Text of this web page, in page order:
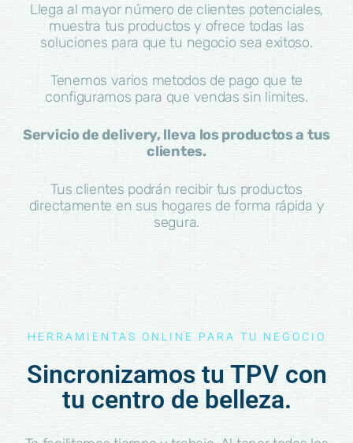
Llega al mayor número de clientes potenciales,
muestra tus productos y ofrece todas las
soluciones para que tu negocio sea exitoso.
Tenemos varios metodos de pago que te
configuramos para que vendas sin limites.
Servicio de delivery, lleva los productos a tus
clientes.
Tus clientes podrán recibir tus productos
directamente en sus hogares de forma rápida y
segura.
HERRAMIENTAS ONLINE PARA TU NEGOCIO
Sincronizamos tu TPV con
tu centro de belleza.